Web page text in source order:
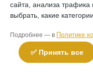
(0)
3,435 Р
ОПЦИИ
сайта, анализа
выбрать, какие
Подробнее — в Политике
✅ Принять все